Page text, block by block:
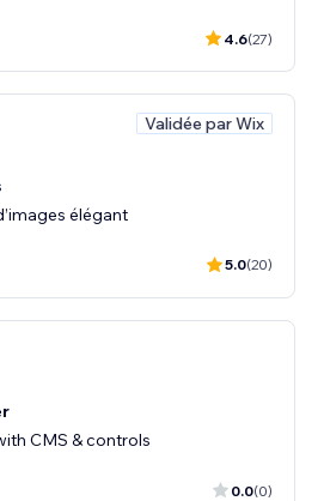
4.6(27)
Validée par Wix
élégant
5.0(20)
CMS & controls
0.0(0)